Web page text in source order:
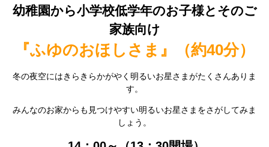
幼稚園から小学校低学年のお子様とそのご
家族向け
『ふゆのおほしさま』（約40分）
冬の夜空にはきらきらかがやく明るいお星さまがたくさんありま
す。
みんなのお家からも見つけやすい明るいお星さまをさがしてみま
しょう。